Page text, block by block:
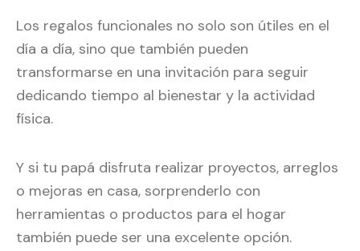
Los regalos funcionales no solo son útiles en el
día a día, sino que también pueden
transformarse en una invitación para seguir
dedicando tiempo al bienestar y la actividad
física.
Y si tu papá disfruta realizar proyectos, arreglos
o mejoras en casa, sorprenderlo con
herramientas o productos para el hogar
también puede ser una excelente opción.